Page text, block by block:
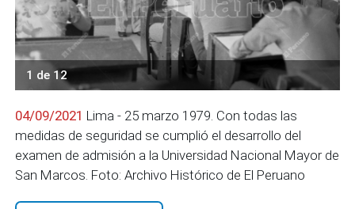
1 de 12
04/09/2021 Lima - 25 marzo 1979. Con todas las
medidas de seguridad se cumplió el desarrollo del
examen de admisión a la Universidad Nacional Mayor de
San Marcos. Foto: Archivo Histórico de El Peruano